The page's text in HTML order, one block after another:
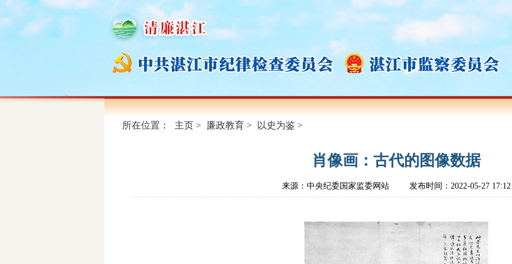
所在位置： 主页 > 廉政教育 > 以史为鉴 >
肖像画：古代的图像数据
来源：中央纪委国家监委网站 发布时间：2022-05-27 17:12